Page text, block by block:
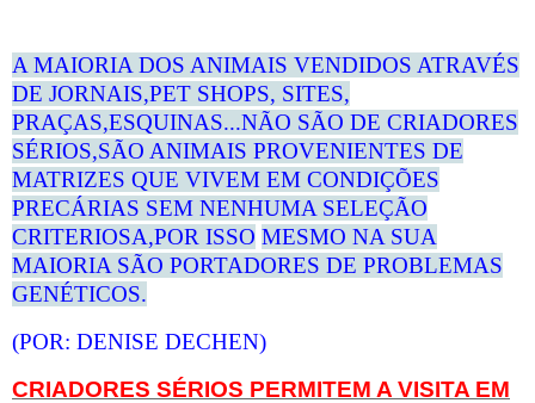
A MAIORIA DOS ANIMAIS VENDIDOS ATRAVÉS
DE JORNAIS,PET SHOPS, SITES,
PRAÇAS,ESQUINAS...NÃO SÃO DE CRIADORES
SÉRIOS,SÃO ANIMAIS PROVENIENTES DE
MATRIZES QUE VIVEM EM CONDIÇÕES
PRECÁRIAS SEM NENHUMA SELEÇÃO
CRITERIOSA,POR ISSO MESMO NA SUA
MAIORIA SÃO PORTADORES DE PROBLEMAS
GENÉTICOS.
(POR: DENISE DECHEN)
CRIADORES SÉRIOS PERMITEM A VISITA EM